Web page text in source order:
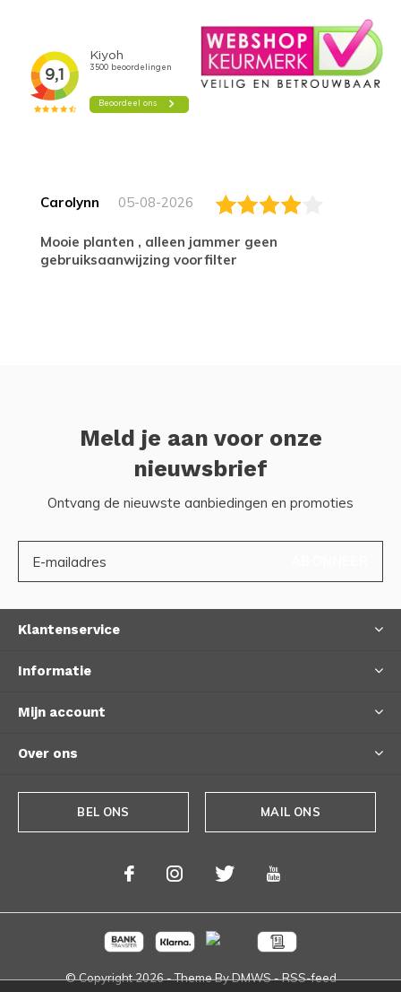
Carolynn 05-08-2026
Mooie planten , alleen jammer geen
gebruiksaanwijzing voorfilter
Meld je aan voor onze
nieuwsbrief
Ontvang de nieuwste aanbiedingen en promoties
Klantenservice
Informatie
Mijn account
Over ons
BEL ONS MAIL ONS
© Copyright2026- Theme ByDMWS-RSS-feed